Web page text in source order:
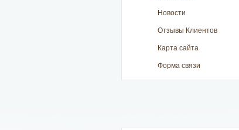
Новости
Отзывы Клиентов
Карта сайта
Форма связи